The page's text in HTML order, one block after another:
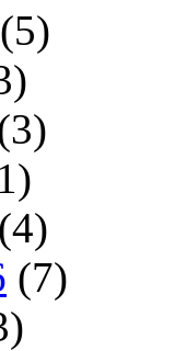
(5)
(4)
(7)